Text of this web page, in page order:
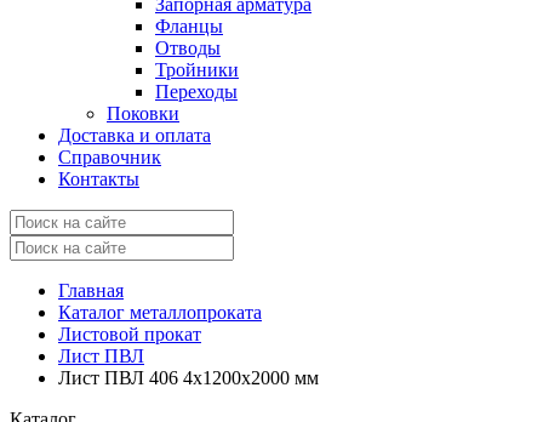
Фланцы
Отводы
Тройники
Переходы
Поковки
Доставка и оплата
Справочник
Контакты
Главная
Каталог металлопроката
Листовой прокат
Лист ПВЛ
Лист ПВЛ 406 4x1200x2000 мм